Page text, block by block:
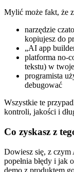
Mylić może fakt, że
narzędzie
kopiujesz do
„AI app
platforma
tekstu) w
programista
debugować
Wszystkie te
kontroli, jakości i
Co zyskasz z
Dowiesz się, z czym
popełnia błędy i jak
demo z produktem